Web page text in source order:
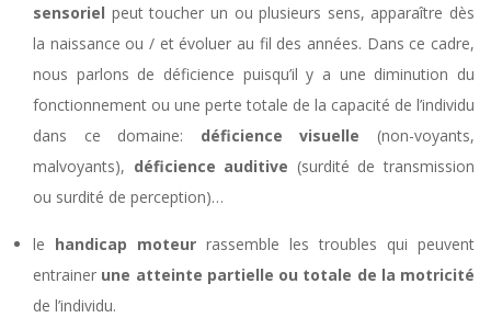
sensoriel peut toucher un ou plusieurs sens, apparaître dès
la naissance ou / et évoluer au fil des années. Dans ce cadre,
nous parlons de déficience puisqu’il y a une diminution du
fonctionnement ou une perte totale de la capacité de l’individu
dans ce domaine: déficience visuelle (non-voyants,
malvoyants), déficience auditive (surdité de transmission
ou surdité de perception)…
le handicap moteur rassemble les troubles qui peuvent
entrainer une atteinte partielle ou totale de la motricité
de l’individu.